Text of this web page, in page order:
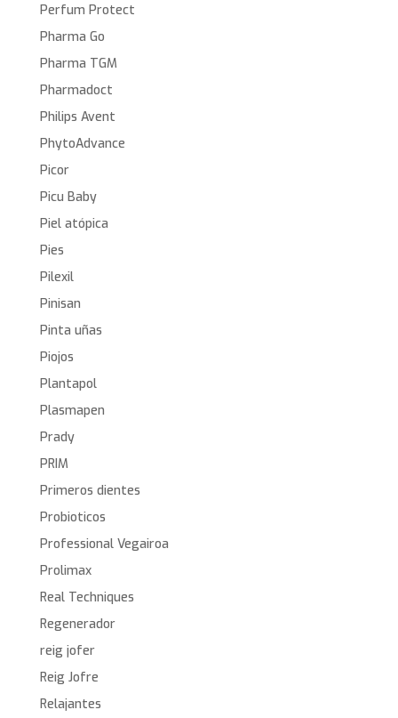
Perfum Protect
Pharma Go
Pharma TGM
Pharmadoct
Philips Avent
PhytoAdvance
Picor
Picu Baby
Piel atópica
Pies
Pilexil
Pinisan
Pinta uñas
Piojos
Plantapol
Plasmapen
Prady
PRIM
Primeros dientes
Probioticos
Professional Vegairoa
Prolimax
Real Techniques
Regenerador
reig jofer
Reig Jofre
Relajantes